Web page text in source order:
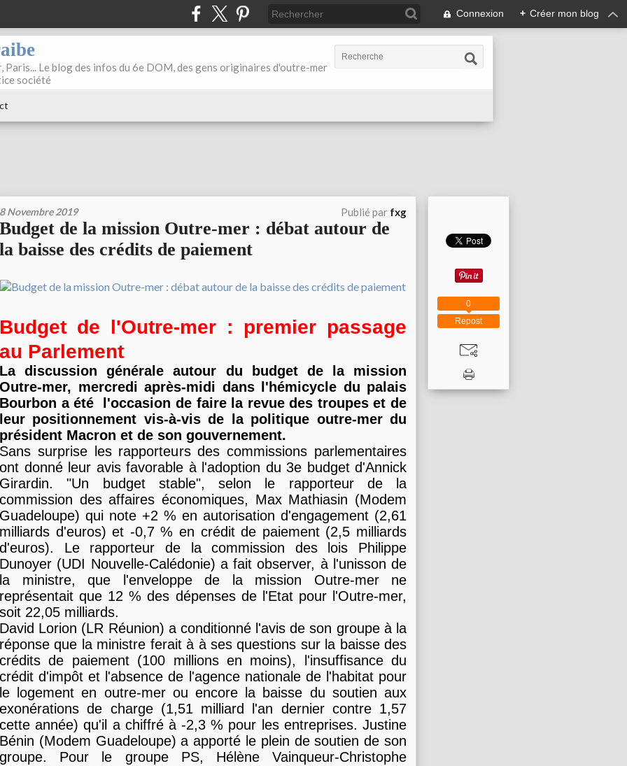
Connexion + Créer mon blog
Paris... Le blog des infos du 6e DOM, des gens originaires d'outre-mer
société
8 Novembre 2019 Publié par fxg
Budget de la mission Outre-mer : débat autour de
la baisse des crédits de paiement
Budget de l'Outre-mer : premier passage
au Parlement
La discussion générale autour du budget de la mission
Outre-mer, mercredi après-midi dans l'hémicycle du palais
Bourbon a été l'occasion de faire la revue des troupes et de
leur positionnement vis-à-vis de la politique outre-mer du
président Macron et de son gouvernement.
Sans surprise les rapporteurs des commissions parlementaires
ont donné leur avis favorable à l'adoption du 3e budget d'Annick
Girardin. "Un budget stable", selon le rapporteur de la
commission des affaires économiques, Max Mathiasin (Modem
Guadeloupe) qui note +2 % en autorisation d'engagement (2,61
milliards d'euros) et -0,7 % en crédit de paiement (2,5 milliards
d'euros). Le rapporteur de la commission des lois Philippe
Dunoyer (UDI Nouvelle-Calédonie) a fait observer, à l'unisson de
la ministre, que l'enveloppe de la mission Outre-mer ne
représentait que 12 % des dépenses de l'Etat pour l'Outre-mer,
soit 22,05 milliards.
David Lorion (LR Réunion) a conditionné l'avis de son groupe à la
réponse que la ministre ferait à à ses questions sur la baisse des
crédits de paiement (100 millions en moins), l'insuffisance du
crédit d'impôt et l'absence de l'agence nationale de l'habitat pour
le logement en outre-mer ou encore la baisse du soutien aux
exonérations de charge (1,51 milliard l'an dernier contre 1,57
cette année) qu'il a chiffré à -2,3 % pour les entreprises. Justine
Bénin (Modem Guadeloupe) a apporté le plein de soutien de son
groupe. Pour le groupe PS, Hélène Vainqueur-Christophe
Repost
0